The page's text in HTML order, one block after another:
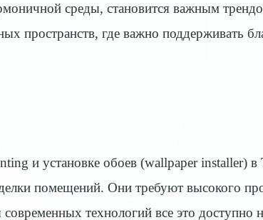
среды, становится важным
пространств, где важно поддерживать
и установке обоев (wallpaper installer)
помещений. Они требуют высокого
технологий все это доступно